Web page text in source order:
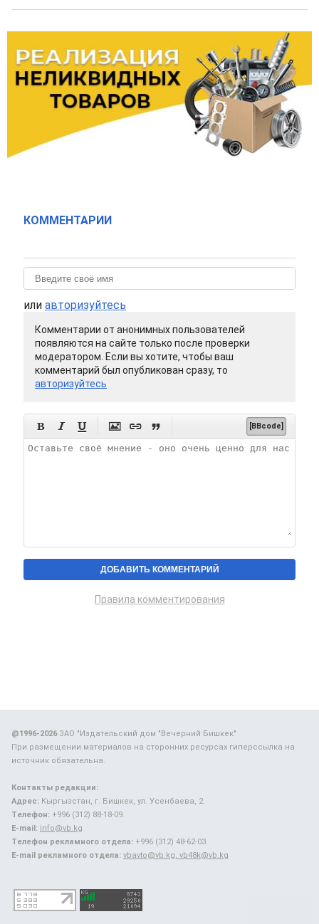
КОММЕНТАРИИ
или авторизуйтесь
Комментарии от анонимных пользователей
появляются на сайте только после проверки
модератором. Если вы хотите, чтобы ваш
комментарий был опубликован сразу, то
авторизуйтесь
      [BBcode]
Правила комментирования
@1996-2026ЗАО "Издательский дом "Вечерний Бишкек"
При размещении материалов на сторонних ресурсах гиперссылка на
источник обязательна.
Контакты редакции:
Адрес: Кыргызстан, г. Бишкек, ул. Усенбаева, 2.
Телефон: +996 (312) 88-18-09.
E-mail: info@vb.kg
Телефон рекламного отдела: +996 (312) 48-62-03.
E-mail рекламного отдела: vbavto@vb.kg, vb48k@vb.kg